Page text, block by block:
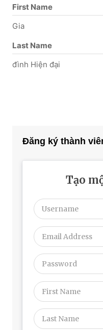
First Name
Gia
Last Name
đình Hiện đại
Đăng ký thành
Tạo